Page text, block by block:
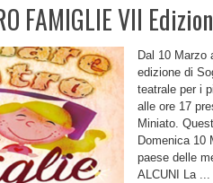
FAMIGLIE VII
Dal 10 Marzo
edizione di
teatrale per i
alle ore 17
Miniato.
Domenica 10
paese delle
ALCUNI La ...